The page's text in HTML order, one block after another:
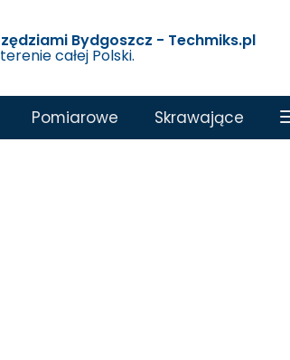
Bydgoszcz - Techmiks.pl
całej Polski.
Pomiarowe Skrawające